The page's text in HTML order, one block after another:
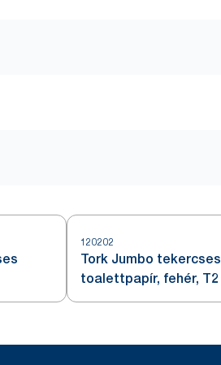
120202
Tork Jumbo tekercses
toalettpapír, fehér, T2